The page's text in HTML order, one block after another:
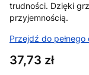
trudności. Dzięki
przyjemnością.
Przejdź do pełnego
Cena
37,73 zł